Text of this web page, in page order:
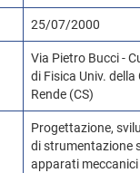
25/07/2000
Via Pietro Bucci -
di Fisica Univ.
Rende (CS)
Progettazione,
di strumentazione
apparati